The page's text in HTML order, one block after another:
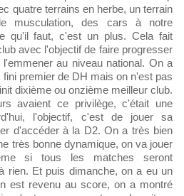
quatre terrains en herbe, un terrain
musculation, des cars à notre
qu'il faut, c'est un plus. Cela fait
avec l'objectif de faire progresser
au niveau national. On a
premier de DH mais on n'est pas
dixième ou onzième meilleur club.
avaient ce privilège, c'était une
l'objectif, c'est de jouer sa
d'accéder à la D2. On a très bien
très bonne dynamique, on va jouer
si tous les matches seront
rien. Et puis dimanche, on a eu un
est revenu au score, on a montré